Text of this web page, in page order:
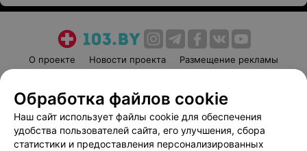
О проекте Новости проекта
Размещение рекламы
Пользовательское соглашение
Способы оплаты
Вакансии
Партнеры
Написать руководителю 103.by
Обработка файлов cookie
Наш сайт использует файлы cookie для обеспечения
удобства пользователей сайта, его улучшения, сбора
статистики и предоставления персонализированных